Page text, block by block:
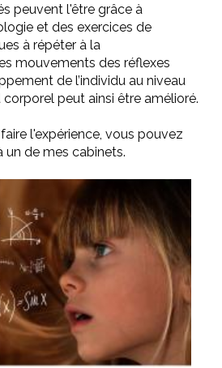
peuvent l'être grâce à
et des exercices de
à répéter à la
mouvements des réflexes
de l’individu au niveau
peut ainsi être amélioré.
l'expérience, vous pouvez
de mes cabinets.